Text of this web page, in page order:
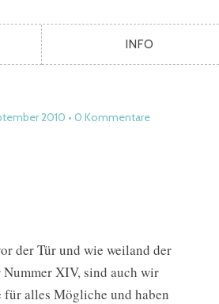
INFO
2010 0 Kommentare
der Tür und wie weiland der
XIV, sind auch wir
alles Mögliche und haben